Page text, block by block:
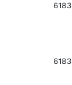
6183
6183